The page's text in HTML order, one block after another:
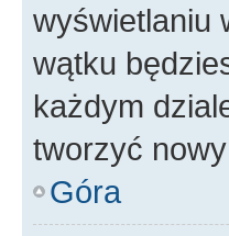
wyświetlaniu
wątku
każdym
tworzyć
Góra